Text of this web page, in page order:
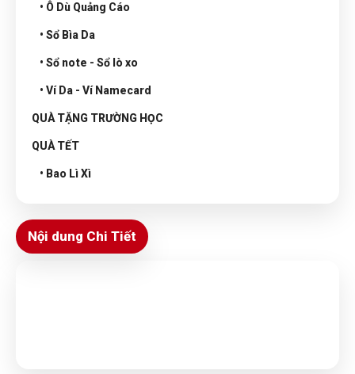
• Ô Dù Quảng Cáo
• Sổ Bìa Da
• Sổ note - Sổ lò xo
• Ví Da - Ví Namecard
QUÀ TẶNG TRƯỜNG HỌC
QUÀ TẾT
• Bao Lì Xì
Nội dung Chi Tiết